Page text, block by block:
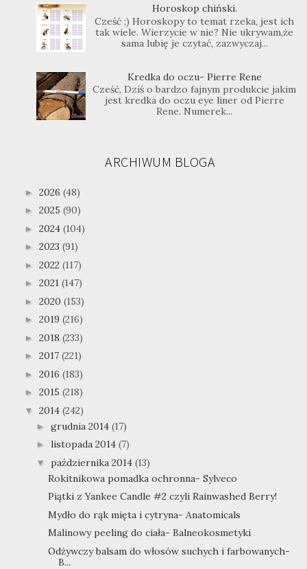
Horoskop chiński.
Cześć ;) Horoskopy to temat rzeka, jest ich
tak wiele. Wierzycie w nie? Nie ukrywam,że
sama lubię je czytać, zazwyczaj...
Kredka do oczu- Pierre Rene
Cześć, Dziś o bardzo fajnym produkcie jakim
jest kredka do oczu eye liner od Pierre
Rene. Numerek...
ARCHIWUM BLOGA
► 2026 (48)
► 2025 (90)
► 2024 (104)
► 2023 (91)
► 2022 (117)
► 2021 (147)
► 2020 (153)
► 2019 (216)
► 2018 (233)
► 2017 (221)
► 2016 (183)
► 2015 (218)
▼ 2014 (242)
► grudnia 2014 (17)
► listopada 2014 (7)
▼ października 2014 (13)
Rokitnikowa pomadka ochronna- Sylveco
Piątki z Yankee Candle #2 czyli Rainwashed Berry!
Mydło do rąk mięta i cytryna- Anatomicals
Malinowy peeling do ciała- Balneokosmetyki
Odżywczy balsam do włosów suchych i farbowanych-
B...